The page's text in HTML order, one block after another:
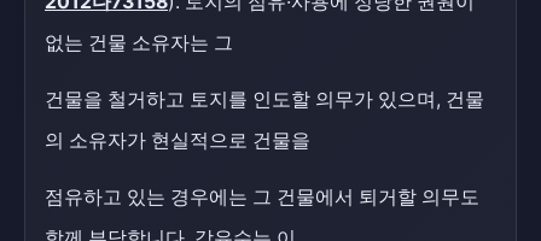
없는 건물 소유자는 그
건물을 철거하고 토지를 인도할 의무가 있으며, 건물
의 소유자가 현실적으로 건물을
점유하고 있는 경우에는 그 건물에서 퇴거할 의무도